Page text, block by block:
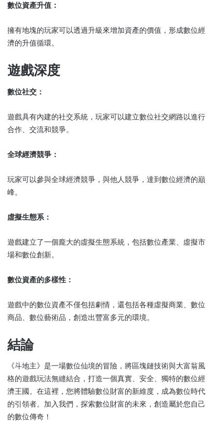
數位資產升值：
擁有地塊的玩家可以透過升級來增加資產的價值，形成數位經
濟的升值循環。
遊戲深度
數位社交：
遊戲具有內建的社交系統，玩家可以建立數位社交網路以進行
合作、交流和競爭。
全球經濟競爭：
玩家可以參與全球經濟競爭，與他人競爭，達到數位經濟的巔
峰。
虛擬生態系：
遊戲建立了一個龐大的虛擬生態系統，包括數位產業、虛擬市
場和數位創新。
數位資產的多樣性：
遊戲中的數位資產不僅包括劇情，還包括各種虛擬商業、數位
商品、數位藝術品，創造出豐富多元的環境。
結論
《斗地主》是一場數位仙境的冒險，將區塊鏈技術與大富翁風
格的遊戲玩法無縫結合，打造一個真實、安全、獨特的數位經
濟王國。在這裡，您將體驗數位財富的新維度，成為數位時代
的引領者。加入我們，探索數位財富的未來，創造屬於您自己
的數位傳奇！